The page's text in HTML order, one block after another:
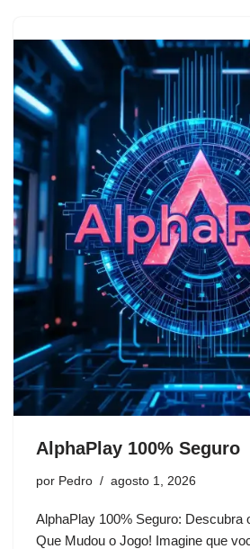
AlphaPlay 100% Seguro
por Pedro agosto 1, 2026
AlphaPlay 100% Seguro: Descubra
Que Mudou o Jogo! Imagine que